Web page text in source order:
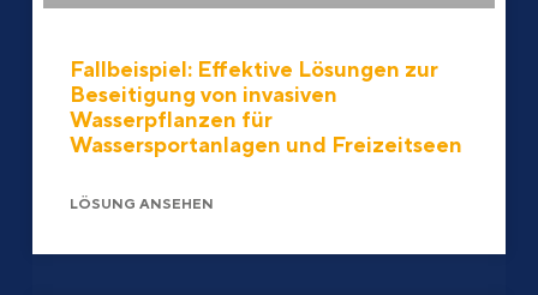
Fallbeispiel: Effektive Lösungen zur
Beseitigung von invasiven
Wasserpflanzen für
Wassersportanlagen und Freizeitseen
LÖSUNG ANSEHEN